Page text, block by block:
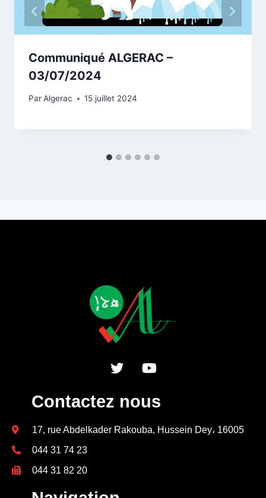
Communiqué ALGERAC –
03/07/2024
ParAlgerac 15 juillet 2024
Contactez nous
17, rue Abdelkader Rakouba, Hussein Dey، 16005
044 31 74 23
044 31 82 20